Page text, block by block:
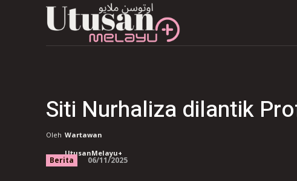
Siti Nurhaliza dilantik
Oleh Wartawan
UtusanMelayu+
Berita 06/11/2025